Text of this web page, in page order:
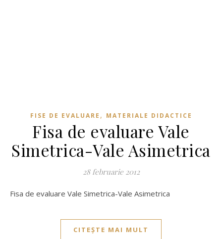
FISE DE EVALUARE , MATERIALE DIDACTICE
Fisa de evaluare Vale
Simetrica-Vale Asimetrica
28 februarie 2012
Fisa de evaluare Vale Simetrica-Vale Asimetrica
CITEȘTE MAI MULT